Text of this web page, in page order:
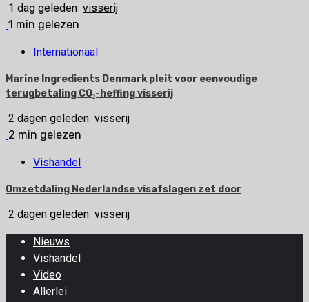
1 dag geleden visserij
1 min gelezen
Internationaal
Marine Ingredients Denmark pleit voor eenvoudige
terugbetaling CO₂-heffing visserij
2 dagen geleden visserij
2 min gelezen
Vishandel
Omzetdaling Nederlandse visafslagen zet door
2 dagen geleden visserij
Nieuws
Vishandel
Video
Allerlei